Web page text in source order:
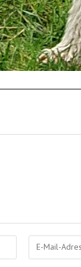
Gib
deine